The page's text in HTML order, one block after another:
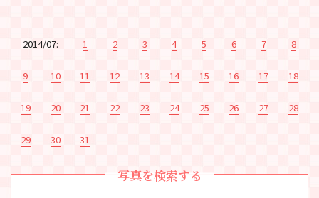
2014/07: 1 2 3 4 5 6 7 8
9 10 11 12 13 14 15 16 17 18
19 20 21 22 23 24 25 26 27 28
29 30 31
写真を検索する